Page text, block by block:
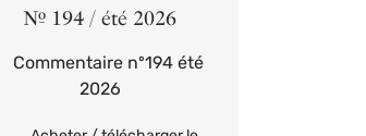
Nº 194 / été 2026